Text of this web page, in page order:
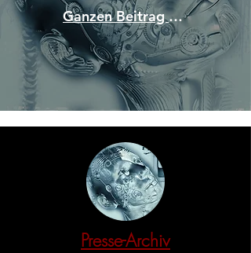
Ganzen Beitrag lesen
Presse-Archiv